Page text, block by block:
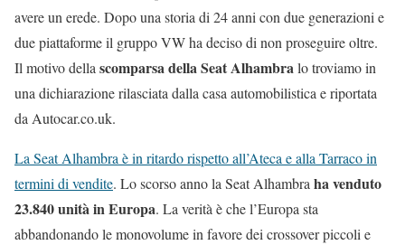
avere un erede. Dopo una storia di 24 anni con due generazioni e
due piattaforme il gruppo VW ha deciso di non proseguire oltre.
Il motivo dellascomparsa della Seat Alhambralo troviamo in
una dichiarazione rilasciata dalla casa automobilistica e riportata
da Autocar.co.uk.
La Seat Alhambra è in ritardo rispetto all’Ateca e alla Tarraco in
termini di vendite. Lo scorso anno la Seat Alhambraha venduto
23.840 unità in Europa. La verità è che l’Europa sta
abbandonando le monovolume in favore dei crossover piccoli e